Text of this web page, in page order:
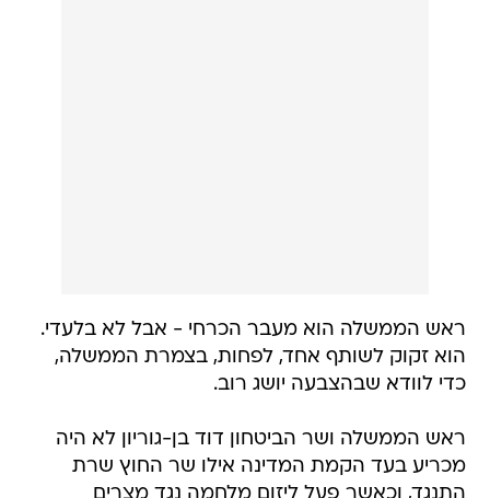
ראש הממשלה הוא מעבר הכרחי - אבל לא בלעדי.
הוא זקוק לשותף אחד, לפחות, בצמרת הממשלה,
כדי לוודא שבהצבעה יושג רוב.
ראש הממשלה ושר הביטחון דוד בן-גוריון לא היה
מכריע בעד הקמת המדינה אילו שר החוץ שרת